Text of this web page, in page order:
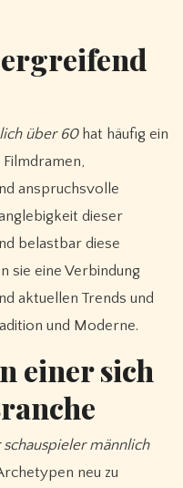
über 60hat häufig ein
anspruchsvolle
dieser
belastbar diese
sie eine Verbindung
aktuellen Trends und
und Moderne.
einer sich
männlich
neu zu